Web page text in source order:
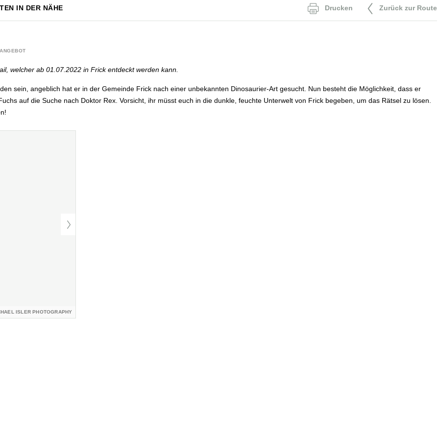
IN DER NÄHE l Drucken c Zurück zur Route
welcher ab 01.07.2022 in Frick entdeckt werden kann.
sein, angeblich hat er in der Gemeinde Frick nach einer unbekannten Dinosaurier-Art gesucht. Nun besteht die Möglichkeit, dass er
auf die Suche nach Doktor Rex. Vorsicht, ihr müsst euch in die dunkle, feuchte Unterwelt von Frick begeben, um das Rätsel zu lösen.
ISLER PHOTOGRAPHY